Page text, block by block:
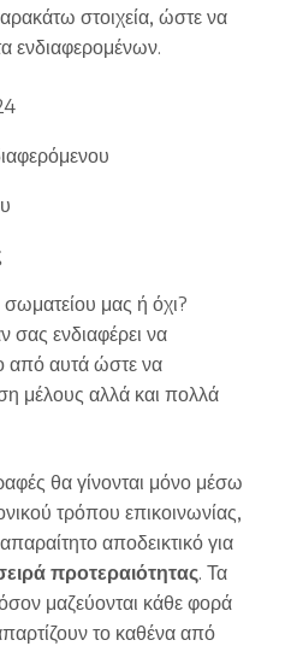
στοιχεία, ώστε να
ενδιαφερομένων.
μας ή όχι?
σας ενδιαφέρει να
από αυτά ώστε να
μέλους αλλά και πολλά
θα γίνονται μόνο μέσω
τρόπου επικοινωνίας,
αποδεικτικό για
προτεραιότητας. Τα
μαζεύονται κάθε φορά
το καθένα από